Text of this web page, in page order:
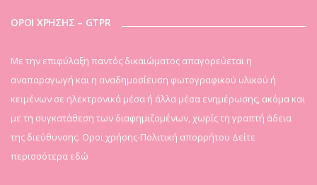
ΟΡΟΙ ΧΡΗΣΗΣ – GTPR
Mε την επιφύλαξη παντός δικαιώματος απαγορεύεται η
αναπαραγωγή και η αναδημοσίευση φωτογραφικού υλικού ή
κειμένων σε ηλεκτρονικά μέσα ή άλλα μέσα ενημέρωσης, ακόμα και
με τη συγκατάθεση των διαφημιζομένων, χωρίς τη γραπτή άδεια
της διεύθυνσης. Οροι χρήσης-Πολιτική απορρήτου Δείτε
περισσότερα εδώ